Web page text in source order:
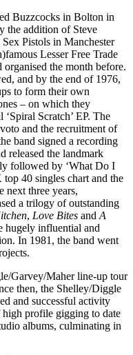
Buzzcocks in Bolton in
the addition of Steve
Pistols in Manchester
Lesser Free Trade
the month before.
and by the end of 1976,
to form their own
– on which they
Scratch’ EP. The
and the recruitment of
band signed a recording
released the landmark
followed by ‘What Do I
top 40 singles chart and the
next three years,
a trilogy of outstanding
, Love Bites and A
hugely influential and
In 1981, the band went
Garvey/Maher line-up tour
then, the Shelley/Diggle
and successful activity
high profile gigging to date
albums, culminating in